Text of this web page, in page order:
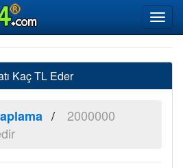
Kaç TL Eder
2000000